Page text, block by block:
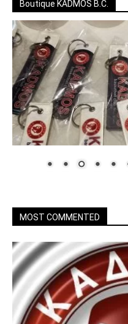
Boutique KADMOS B.C.
MOST COMMENTED